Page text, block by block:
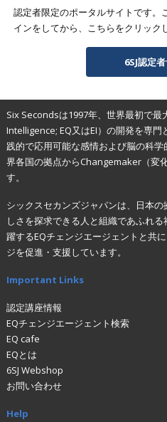
認定者限定のポータルサイトです
インをしてから、こちらをクリック
6SJ認定
Six Secondsは1997年、世界最初で
Intelligence; EQ又はEI）の開発を専
践的で応用可能な感情および脳の科
界各国の拠点からChangemaker（変
す。
シックスセカンズジャパンは、日本
しさを探求できる人と組織であふれ
躍するEQチェンジエージェントと共
ジを促進・支援しています。
Important Links
認定講座情報
EQチェンジエージェント検索
EQ cafe
EQとは
6SJ Webshop
お問い合わせ
Help